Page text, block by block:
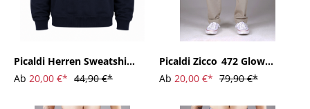
Picaldi Herren Sweatshirt
Charlie Marine Blue
Ab 20,00 €* 44,90 €*
Picaldi Zicco 472 Glow
Ecru Herren Hose –
Relaxed Carrot Fit in
Ab 20,00 €* 79,90 €*